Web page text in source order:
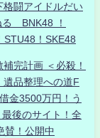
闘アイドルだい
BNK48 ！
STU48！SKE48
完計画 ＜必殺！
遺品整理への道F
金3500万円！う
後のサイト！全
賛！公開中